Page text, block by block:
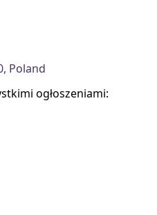
Poland
ogłoszeniami: